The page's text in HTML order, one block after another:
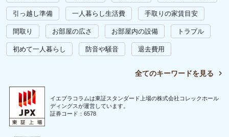
引っ越し準備 一人暮らし生活費 手取りの家賃目安
間取り お部屋の広さ お部屋内の設備 トラブル
初めて一人暮らし 防音や騒音 退去費用
全てのキーワードを見る
イエプラコラムは東証スタンダード上場の株式会社コレックホール
ディングスが運営しています。
証券コード：6578